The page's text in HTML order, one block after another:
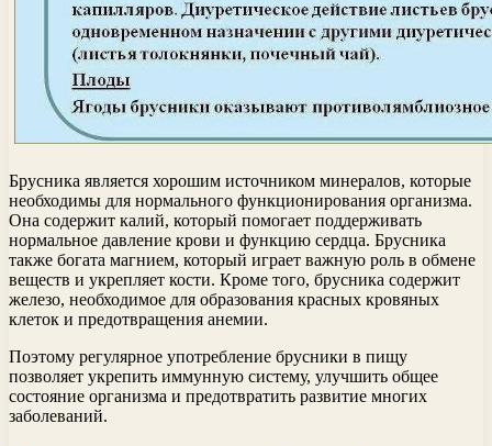
Брусника является хорошим источником минералов, которые
необходимы для нормального функционирования организма.
Она содержит калий, который помогает поддерживать
нормальное давление крови и функцию сердца. Брусника
также богата магнием, который играет важную роль в обмене
веществ и укрепляет кости. Кроме того, брусника содержит
железо, необходимое для образования красных кровяных
клеток и предотвращения анемии.
Поэтому регулярное употребление брусники в пищу
позволяет укрепить иммунную систему, улучшить общее
состояние организма и предотвратить развитие многих
заболеваний.